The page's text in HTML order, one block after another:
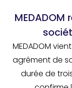
MEDADOM
agrément de
durée de